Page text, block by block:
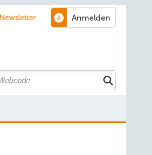
Newsletter